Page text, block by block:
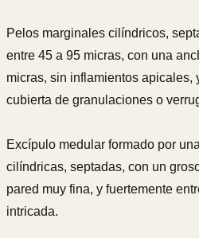
Pelos marginales cilíndricos,
entre 45 a 95 micras, con una
micras, sin inflamientos apicales,
cubierta de granulaciones o
Excípulo medular formado por
cilíndricas, septadas, con un
pared muy fina, y fuertemente
intricada.